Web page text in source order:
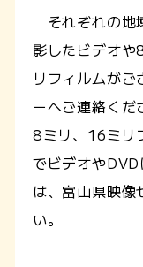
それぞれの地
影したビデオ
リフィルムが
ーへご連絡くだ
8ミリ、16ミリ
でビデオや
は、富山県映像
い。